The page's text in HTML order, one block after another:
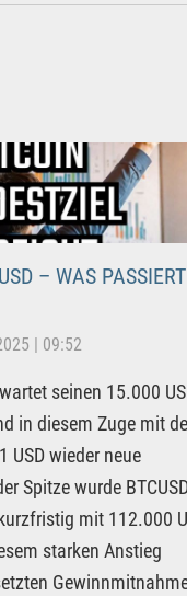
– WAS PASSIERT
| 09:52
seinen 15.000
in diesem Zuge mit
USD wieder neue
Spitze wurde
mit 112.000
starken Anstieg